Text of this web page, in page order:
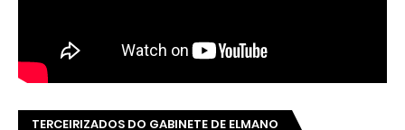
TERCEIRIZADOS DO GABINETE DE ELMANO